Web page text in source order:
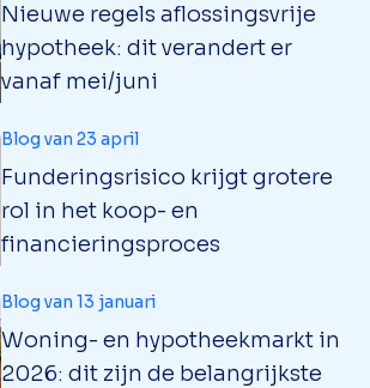
Nieuwe regels aflossingsvrije
hypotheek: dit verandert er
vanaf mei/juni
Funderingsrisico krijgt grotere
rol in het koop- en
financieringsproces
Blog van 23 april
Woning- en hypotheekmarkt in
2026: dit zijn de belangrijkste
Blog van 13 januari